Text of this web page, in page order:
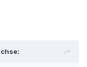
noch
: